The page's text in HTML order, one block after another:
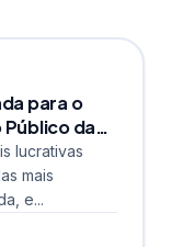
para o
da
lucrativas
mais
e...